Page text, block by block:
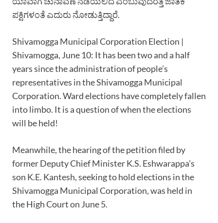
ಪಕ್ಷಿಗಳಂತೆ ಎದುರು ನೋಡುತ್ತಿದ್ದಾರೆ.
Shivamogga Municipal Corporation Election |
Shivamogga, June 10: It has been two and a half
years since the administration of people’s
representatives in the Shivamogga Municipal
Corporation. Ward elections have completely fallen
into limbo. It is a question of when the elections
will be held!
Meanwhile, the hearing of the petition filed by
former Deputy Chief Minister K.S. Eshwarappa’s
son K.E. Kantesh, seeking to hold elections in the
Shivamogga Municipal Corporation, was held in
the High Court on June 5.